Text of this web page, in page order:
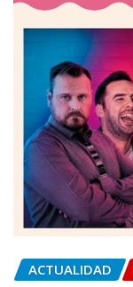
ACTUALIDAD